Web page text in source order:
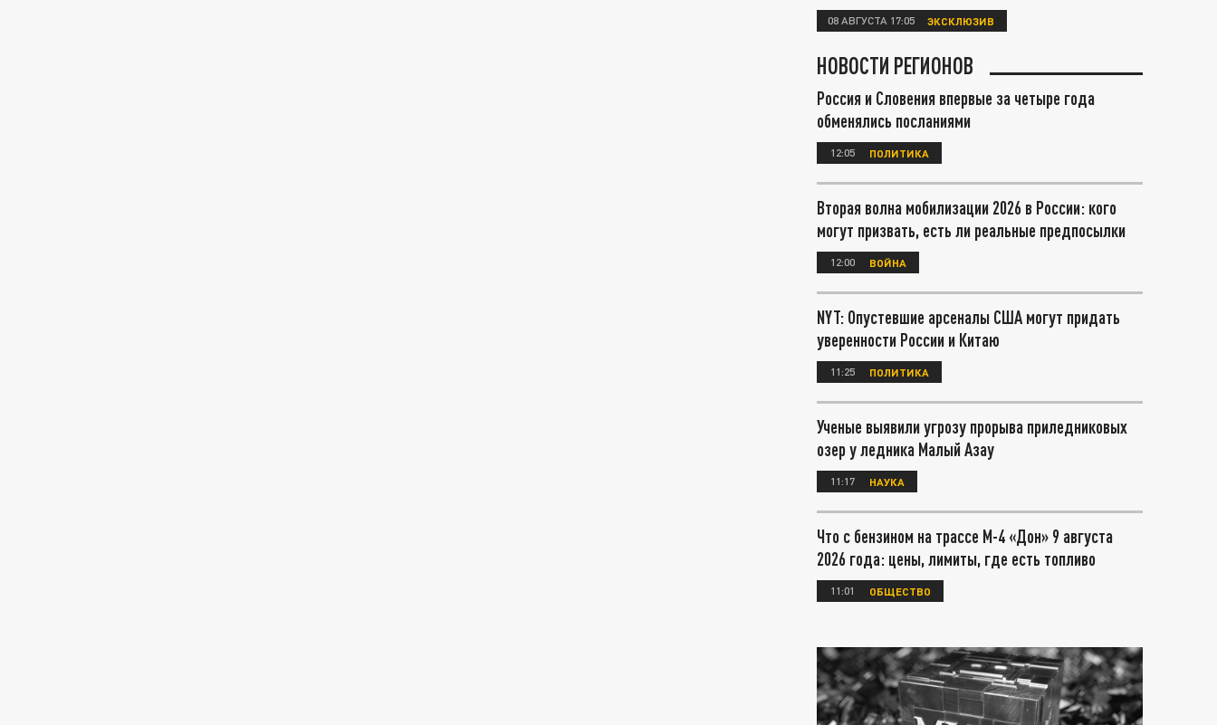
08 АВГУСТА 17:05 ЭКСКЛЮЗИВ
НОВОСТИ РЕГИОНОВ
Россия и Словения впервые за четыре года
обменялись посланиями
12:05 ПОЛИТИКА
Вторая волна мобилизации 2026 в России: кого
могут призвать, есть ли реальные предпосылки
12:00 ВОЙНА
NYT: Опустевшие арсеналы США могут придать
уверенности России и Китаю
11:25 ПОЛИТИКА
Ученые выявили угрозу прорыва приледниковых
озер у ледника Малый Азау
11:17 НАУКА
Что с бензином на трассе М-4 «Дон» 9 августа
2026 года: цены, лимиты, где есть топливо
11:01 ОБЩЕСТВО